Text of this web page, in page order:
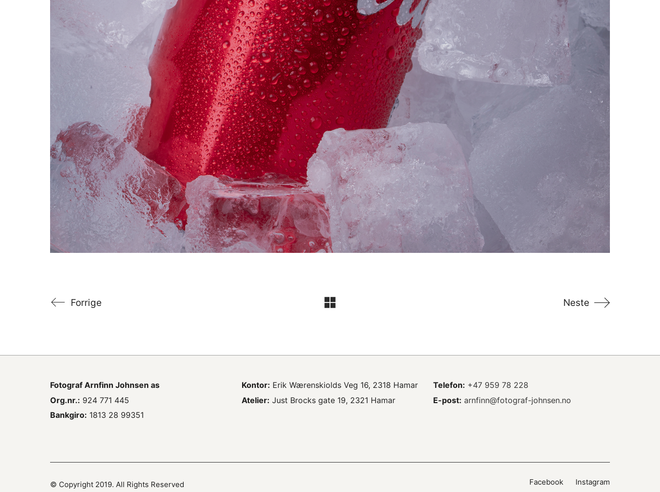
Forrige Neste
Fotograf Arnfinn Johnsen as
Org.nr.: 924 771 445
Bankgiro: 1813 28 99351
Kontor: Erik Wærenskiolds Veg 16, 2318 Hamar
Atelier: Just Brocks gate 19, 2321 Hamar
Telefon: +47 959 78 228
E-post: arnfinn@fotograf-johnsen.no
Facebook Instagram
© Copyright 2019. All Rights Reserved